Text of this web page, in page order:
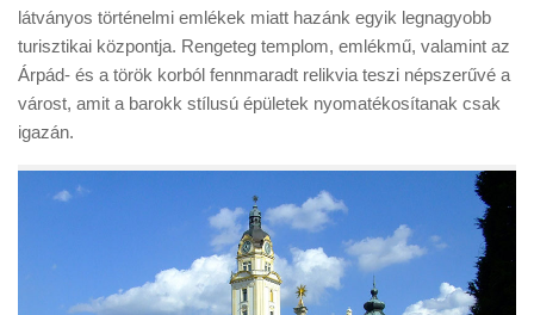
látványos történelmi emlékek miatt hazánk egyik legnagyobb
turisztikai központja. Rengeteg templom, emlékmű, valamint az
Árpád- és a török korból fennmaradt relikvia teszi népszerűvé a
várost, amit a barokk stílusú épületek nyomatékosítanak csak
igazán.